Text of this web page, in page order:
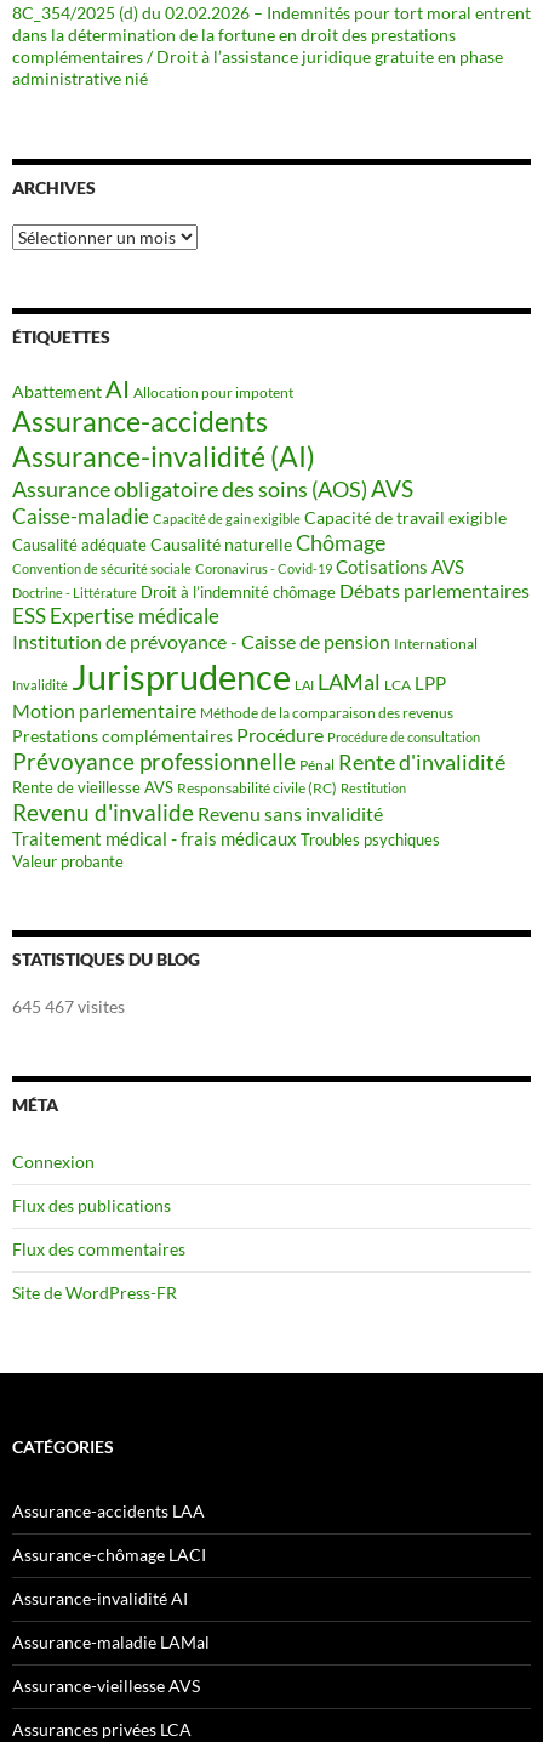
8C_354/2025 (d) du 02.02.2026 – Indemnités pour tort moral entrent
dans la détermination de la fortune en droit des prestations
complémentaires / Droit à l’assistance juridique gratuite en phase
administrative nié
ARCHIVES
Archives
ÉTIQUETTES
AbattementAI Allocation pour impotent
Assurance-accidents
Assurance-invalidité (AI)
Assurance obligatoire des soins (AOS)AVS
Caisse-maladie Capacité de gain exigible Capacité de travail exigible
Causalité adéquate Causalité naturelleChômage
Convention de sécurité sociale Coronavirus - Covid-19 Cotisations AVS
Doctrine - Littérature Droit à l’indemnité chômage Débats parlementaires
ESSExpertise médicale
Institution de prévoyance - Caisse de pension International
Invalidité Jurisprudence LAI LAMal LCA LPP
Motion parlementaire Méthode de la comparaison des revenus
Prestations complémentaires Procédure Procédure de consultation
Prévoyance professionnelle Pénal Rente d'invalidité
Rente de vieillesse AVS Responsabilité civile (RC) Restitution
Revenu d'invalide Revenu sans invalidité
Traitement médical - frais médicaux Troubles psychiques
Valeur probante
STATISTIQUES DU BLOG
645 467 visites
MÉTA
Connexion
Flux des publications
Flux des commentaires
Site de WordPress-FR
CATÉGORIES
Assurance-accidents LAA
Assurance-chômage LACI
Assurance-invalidité AI
Assurance-maladie LAMal
Assurance-vieillesse AVS
Assurances privées LCA